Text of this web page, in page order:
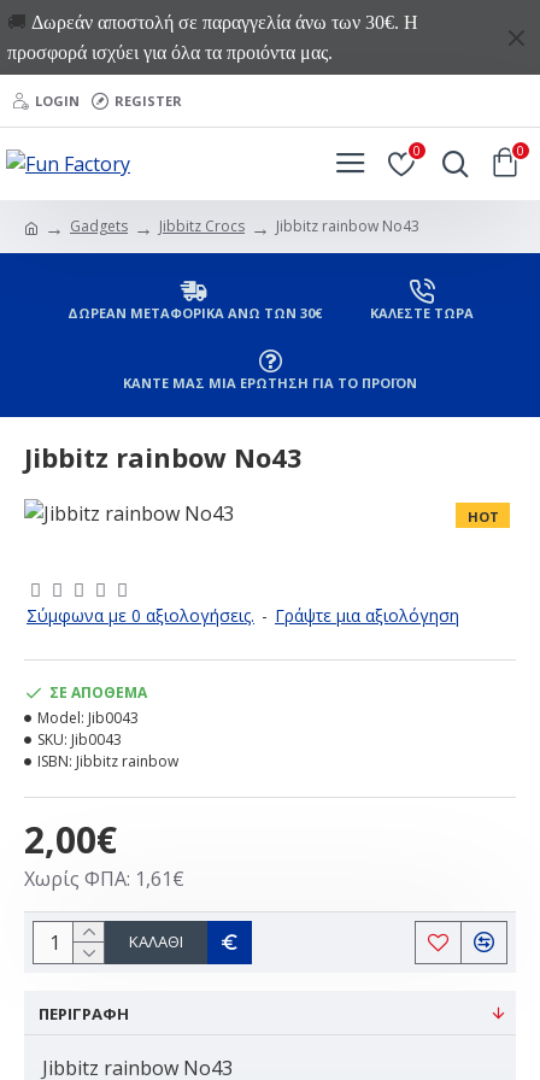
🚚 Δωρεάν αποστολή σε παραγγελία άνω των 30€. Η
προσφορά ισχύει για όλα τα προιόντα μας.
LOGIN REGISTER
0 0
Gadgets Jibbitz Crocs Jibbitz rainbow Νο43
ΔΩΡΕΑΝ ΜΕΤΑΦΟΡΙΚΑ ΑΝΩ ΤΩΝ 30€ ΚΑΛΕΣΤΕ ΤΩΡΑ
ΚΑΝΤΕ ΜΑΣ ΜΙΑ ΕΡΩΤΗΣΗ ΓΙΑ ΤΟ ΠΡΟΪΟΝ
Jibbitz rainbow Νο43
HOT
Σύμφωνα με 0 αξιολογήσεις. - Γράψτε μια αξιολόγηση
2,00€
Χωρίς ΦΠΑ: 1,61€
ΣΕ ΑΠΌΘΕΜΑ
Model: Jib0043
SKU: Jib0043
ISBN: Jibbitz rainbow
ΚΑΛΆΘΙ
ΠΕΡΙΓΡΑΦΗ
Jibbitz rainbow Νο43